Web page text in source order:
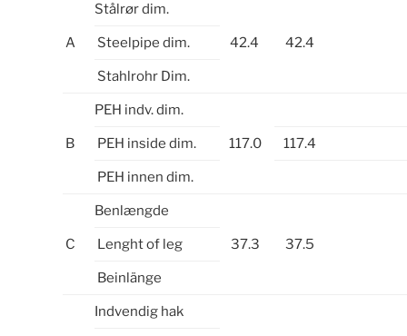
A
Stålrør dim.
42.4 42.4
Steelpipe dim.
Stahlrohr Dim.
B
PEH indv. dim.
117.0
PEH inside dim. 117.4
PEH innen dim.
C
Benlængde
37.3 37.5
Lenght of leg
Beinlänge
Indvendig hak